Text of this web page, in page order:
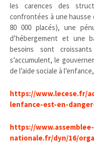
les carences des
confrontées à une hausse
80 000 placés), une
d’hébergement et une
besoins sont
s’accumulent, le
de l’aide sociale à
https://www.lecese.fr/
lenfance-est-en-
https://www.assemblee-
nationale.fr/dyn/16/